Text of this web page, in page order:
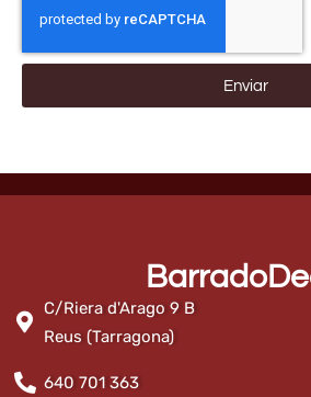
Enviar
C/Riera d'Arago 9 B
Reus (Tarragona)
640 701 363